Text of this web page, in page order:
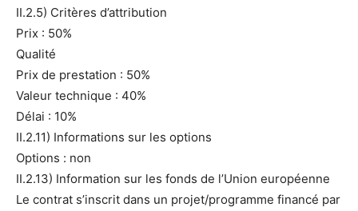
II.2.5) Critères d’attribution
Prix : 50%
Qualité
Prix de prestation : 50%
Valeur technique : 40%
Délai : 10%
II.2.11) Informations sur les options
Options : non
II.2.13) Information sur les fonds de l’Union européenne
Le contrat s’inscrit dans un projet/programme financé par